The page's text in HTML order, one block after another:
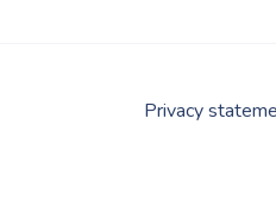
Privacy